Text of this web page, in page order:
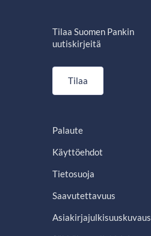
Tilaa Suomen Pankin
uutiskirjeitä
Tilaa
Palaute
Käyttöehdot
Tietosuoja
Saavutettavuus
Asiakirjajulkisuuskuvaus